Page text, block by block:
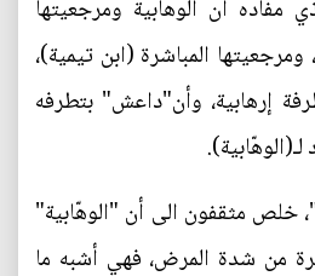
مفاده أن الوهابية ومرجعيتها
المباشرة (ابن تيمية)،
إرهابية، وأن"داعش" بتطرفه
خلص مثقفون الى أن "الوهّابية"
من شدة المرض، فهي أشبه ما